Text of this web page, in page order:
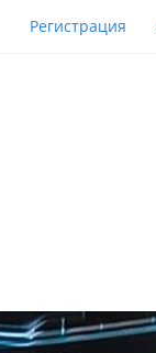
Регистрация